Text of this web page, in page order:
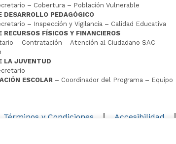
– Cobertura – Población Vulnerable
DESARROLLO PEDAGÓGICO
– Inspección y Vigilancia – Calidad Educativa
RECURSOS FÍSICOS Y FINANCIEROS
– Contratación – Atención al Ciudadano SAC –
LA JUVENTUD
ESCOLAR– Coordinador del Programa – Equipo
Términos y Condiciones Accesibilidad